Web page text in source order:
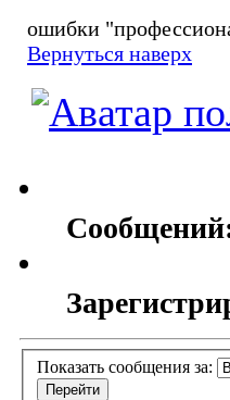
ошибки
Вернуться наверх
Показать сообщения за: